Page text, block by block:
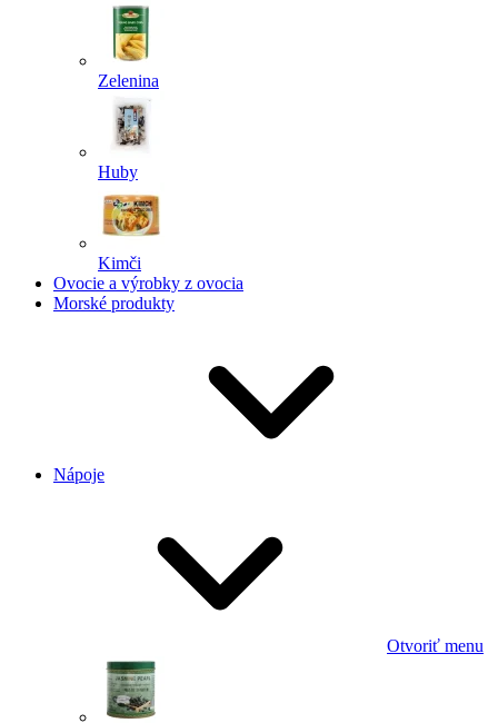
Zelenina
Huby
Kimči
Ovocie a výrobky z ovocia
Morské produkty
Nápoje
Otvoriť menu